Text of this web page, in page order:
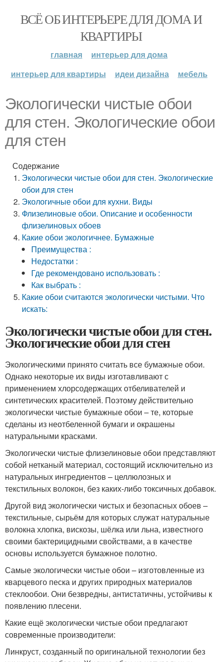
ВСЁ ОБ ИНТЕРЬЕРЕ ДЛЯ ДОМА И
КВАРТИРЫ
главная
интерьер для дома
интерьер для квартиры
идеи дизайна мебель
Экологически чистые обои
для стен. Экологические обои
для стен
Содержание
Экологически чистые обои для стен. Экологические
обои для стен
Экологичные обои для кухни. Виды
Флизелиновые обои. Описание и особенности
флизелиновых обоев
Какие обои экологичнее. Бумажные
Преимущества :
Недостатки :
Где рекомендовано использовать :
Как выбрать :
Какие обои считаются экологически чистыми. Что
искать:
Экологически чистые обои для стен.
Экологические обои для стен
Экологическими принято считать все бумажные обои.
Однако некоторые их виды изготавливают с
применением хлорсодержащих отбеливателей и
синтетических красителей. Поэтому действительно
экологически чистые бумажные обои – те, которые
сделаны из неотбеленной бумаги и окрашены
натуральными красками.
Экологически чистые флизелиновые обои представляют
собой нетканый материал, состоящий исключительно из
натуральных ингредиентов – целлюлозных и
текстильных волокон, без каких-либо токсичных добавок.
Другой вид экологически чистых и безопасных обоев –
текстильные, сырьём для которых служат натуральные
волокна хлопка, вискозы, шёлка или льна, известного
своими бактерицидными свойствами, а в качестве
основы используется бумажное полотно.
Самые экологически чистые обои – изготовленные из
кварцевого песка и других природных материалов
стеклообои. Они безвредны, антистатичны, устойчивы к
появлению плесени.
Какие ещё экологически чистые обои предлагают
современные производители:
Линкруст, созданный по оригинальной технологии без